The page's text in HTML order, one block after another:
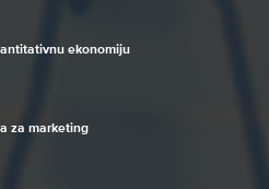
ekonomiju
za marketing